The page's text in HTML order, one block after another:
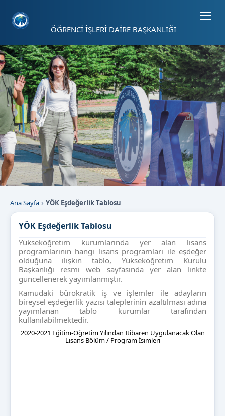
ÖĞRENCİ İŞLERİ DAİRE BAŞKANLIĞI
Ana Sayfa YÖK Eşdeğerlik Tablosu
YÖK Eşdeğerlik Tablosu
Yükseköğretim kurumlarında yer alan lisans
programlarının hangi lisans programları ile eşdeğer
olduğuna ilişkin tablo, Yükseköğretim Kurulu
Başkanlığı resmi web sayfasında yer alan linkte
güncellenerek yayımlanmıştır.
Kamudaki bürokratik iş ve işlemler ile adayların
bireysel eşdeğerlik yazısı taleplerinin azaltılması adına
yayımlanan tablo kurumlar tarafından
kullanılabilmektedir.
2020-2021 Eğitim-Öğretim Yılından İtibaren Uygulanacak Olan
Lisans Bölüm / Program İsimleri